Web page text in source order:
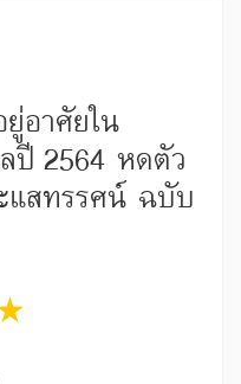
อาศัยใน
ปี 2564 หดตัว
แสทรรศน์ ฉบับ
4 stars